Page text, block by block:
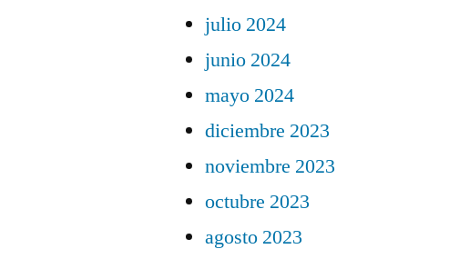
julio 2024
junio 2024
mayo 2024
diciembre 2023
noviembre 2023
octubre 2023
agosto 2023